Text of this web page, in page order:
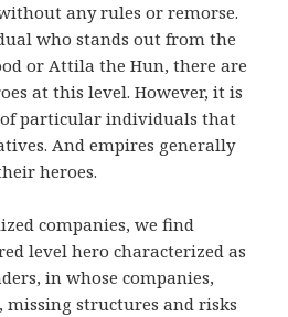
any rules or remorse.
who stands out from the
or Attila the Hun, there are
at this level. However, it is
particular individuals that
And empires generally
heroes.
companies, we find
level hero characterized as
in whose companies,
structures and risks